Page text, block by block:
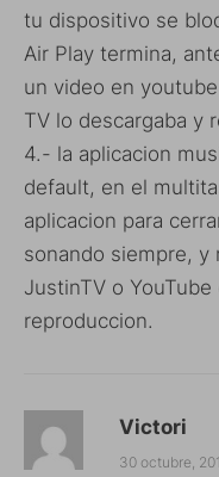
tu dispositivo se
Air Play termina,
un video en
TV lo descargaba y
4.- la aplicacion
default, en el
aplicacion para
sonando siempre, y
JustinTV o
reproduccion.
Victori
30 octubre,